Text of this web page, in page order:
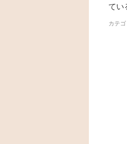
てい
カテ